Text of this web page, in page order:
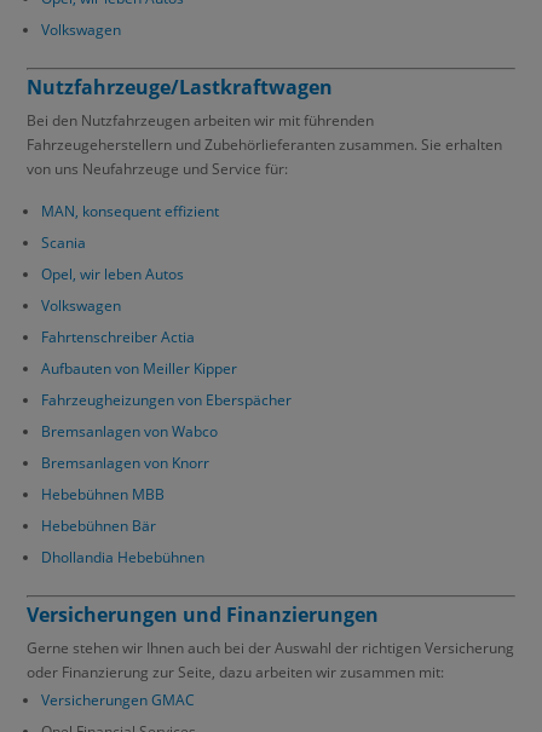
Volkswagen
Nutzfahrzeuge/Lastkraftwagen
Bei den Nutzfahrzeugen arbeiten wir mit führenden
Fahrzeugeherstellern und Zubehörlieferanten zusammen. Sie erhalten
von uns Neufahrzeuge und Service für:
MAN, konsequent effizient
Scania
Opel, wir leben Autos
Volkswagen
Fahrtenschreiber Actia
Aufbauten von Meiller Kipper
Fahrzeugheizungen von Eberspächer
Bremsanlagen von Wabco
Bremsanlagen von Knorr
Hebebühnen MBB
Hebebühnen Bär
Dhollandia Hebebühnen
Versicherungen und Finanzierungen
Gerne stehen wir Ihnen auch bei der Auswahl der richtigen Versicherung
oder Finanzierung zur Seite, dazu arbeiten wir zusammen mit:
Versicherungen GMAC